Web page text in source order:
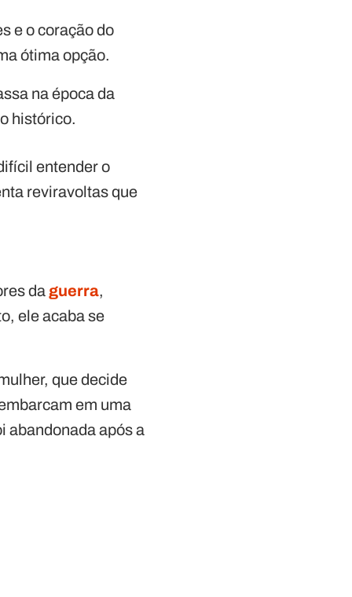
e o coração do
ótima opção.
na época da
histórico.
entender o
reviravoltas que
da guerra,
ele acaba se
que decide
em uma
abandonada após a